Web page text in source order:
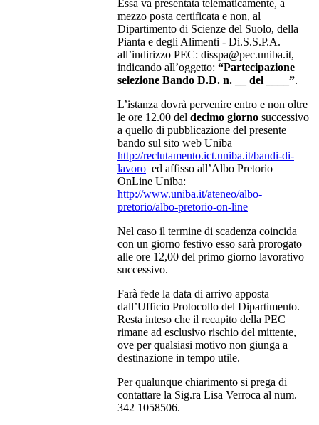
Essa va presentata telematicamente, a
mezzo posta certificata e non, al
Dipartimento di Scienze del Suolo, della
Pianta e degli Alimenti - Di.S.S.P.A.
all’indirizzo PEC: disspa@pec.uniba.it,
indicando all’oggetto: “Partecipazione
selezione Bando D.D. n. __ del ____”.
L’istanza dovrà pervenire entro e non oltre
le ore 12.00 del decimo giorno successivo
a quello di pubblicazione del presente
bando sul sito web Uniba
http://reclutamento.ict.uniba.it/bandi-di-
lavoro ed affisso all’Albo Pretorio
OnLine Uniba:
http://www.uniba.it/ateneo/albo-
pretorio/albo-pretorio-on-line
Nel caso il termine di scadenza coincida
con un giorno festivo esso sarà prorogato
alle ore 12,00 del primo giorno lavorativo
successivo.
Farà fede la data di arrivo apposta
dall’Ufficio Protocollo del Dipartimento.
Resta inteso che il recapito della PEC
rimane ad esclusivo rischio del mittente,
ove per qualsiasi motivo non giunga a
destinazione in tempo utile.
Per qualunque chiarimento si prega di
contattare la Sig.ra Lisa Verroca al num.
342 1058506.